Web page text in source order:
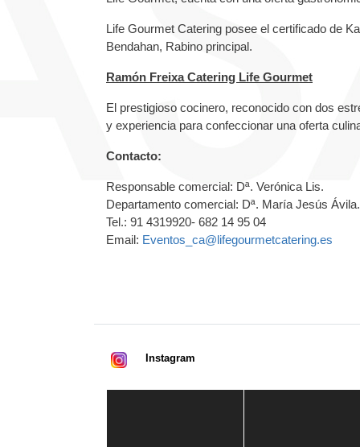
Life Gourmet Catering posee el certificado de
Bendahan, Rabino principal.
Ramón Freixa Catering Life Gourmet
El prestigioso cocinero, reconocido con dos
y experiencia para confeccionar una oferta
Contacto:
Responsable comercial: Dª. Verónica Lis.
Departamento comercial: Dª. María Jesús Ávila.
Tel.: 91 4319920- 682 14 95 04
Email: Eventos_ca@lifegourmetcatering.es
Instagram